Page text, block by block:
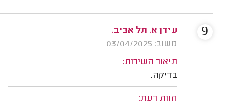
עידן א. תל אביב.
משוב: 03/04/2025
תיאור השירות:
בדיקה.
חוות דעת:
9